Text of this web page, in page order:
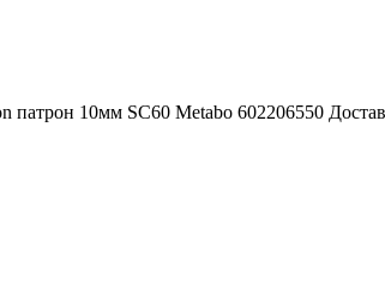
10мм SC60 Metabo 602206550